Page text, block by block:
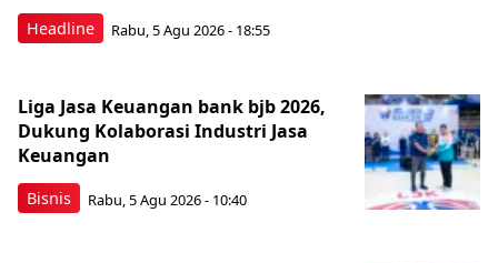
Headline Rabu, 5 Agu 2026 - 18:55
Bisnis
Liga Jasa Keuangan bank bjb 2026,
Dukung Kolaborasi Industri Jasa
Keuangan
Rabu, 5 Agu 2026 - 10:40